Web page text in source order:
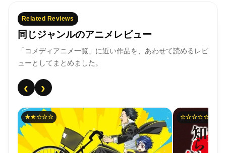
Related Reviews
同じジャンルのアニメレビュー
「コメディアニメ一覧」に近い作品を、あわせて読めるレビ
ューとしてまとめました。
‹ ›
★★☆☆☆ ☆☆☆☆☆